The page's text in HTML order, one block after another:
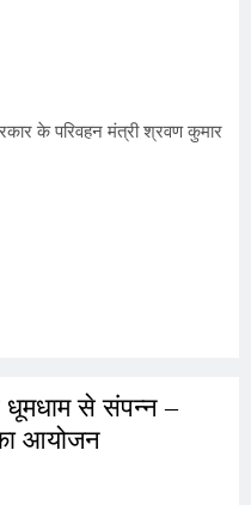
के परिवहन मंत्री श्रवण कुमार
धूमधाम से संपन्न –
आयोजन